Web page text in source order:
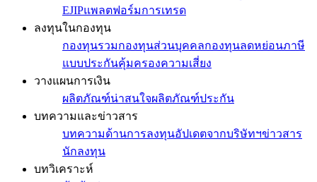
EJIPแพลตฟอร์มการเทรด
ลงทุนในกองทุน
กองทุนรวมกองทุนส่วนบุคคลกองทุนลดหย่อนภาษี
แบบประกันคุ้มครองความเสี่ยง
วางแผนการเงิน
ผลิตภัณฑ์น่าสนใจผลิตภัณฑ์ประกัน
บทความและข่าวสาร
บทความด้านการลงทุนอัปเดตจากบริษัทฯข่าวสาร
นักลงทุน
บทวิเคราะห์